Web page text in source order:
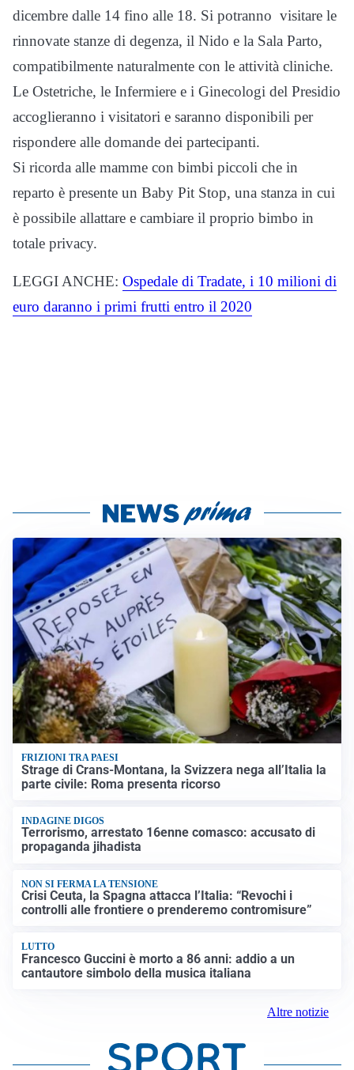
dicembre dalle 14 fino alle 18. Si potranno visitare le
rinnovate stanze di degenza, il Nido e la Sala Parto,
compatibilmente naturalmente con le attività cliniche.
Le Ostetriche, le Infermiere e i Ginecologi del Presidio
accoglieranno i visitatori e saranno disponibili per
rispondere alle domande dei partecipanti.
Si ricorda alle mamme con bimbi piccoli che in
reparto è presente un Baby Pit Stop, una stanza in cui
è possibile allattare e cambiare il proprio bimbo in
totale privacy.
LEGGI ANCHE: Ospedale di Tradate, i 10 milioni di
euro daranno i primi frutti entro il 2020
FRIZIONI TRA PAESI
Strage di Crans-Montana, la Svizzera nega all’Italia la
parte civile: Roma presenta ricorso
INDAGINE DIGOS
Terrorismo, arrestato 16enne comasco: accusato di
propaganda jihadista
NON SI FERMA LA TENSIONE
Crisi Ceuta, la Spagna attacca l’Italia: “Revochi i
controlli alle frontiere o prenderemo contromisure”
LUTTO
Francesco Guccini è morto a 86 anni: addio a un
cantautore simbolo della musica italiana
Altre notizie